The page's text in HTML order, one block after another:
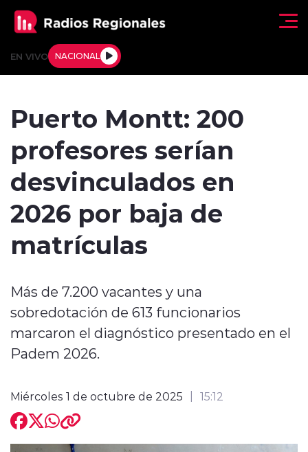
EN VIVO NACIONAL
Tendencias
Internacional
Entrevistas
modo claro
Puerto Montt: 200
profesores serían
desvinculados en
2026 por baja de
matrículas
Más de 7.200 vacantes y una
sobredotación de 613 funcionarios
marcaron el diagnóstico presentado en el
Padem 2026.
Miércoles 1 de octubre de 2025 15:12